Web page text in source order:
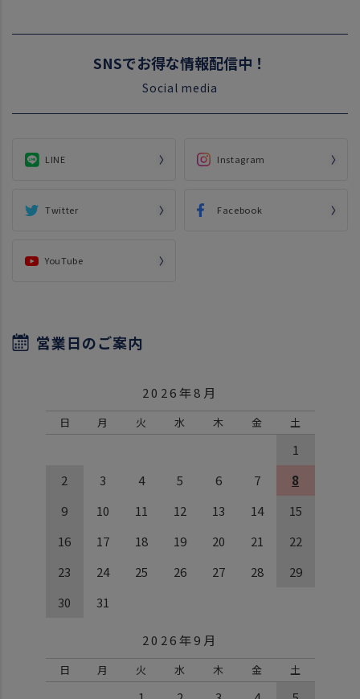
SNSでお得な情報配信中！
Social media
LINE Instagram
Twitter Facebook
YouTube
営業日のご案内
2026年8月
日 月 火 水 木 金 土
1
2
3 4 5 6 7
8
9
10 11 12 13 14
15
16
17 18 19 20 21
22
23
24 25 26 27 28
29
30
31
2026年9月
日 月 火 水 木 金 土